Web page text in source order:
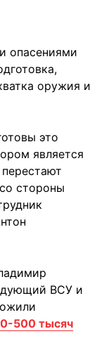
опасениями
оружия и
это
является
стороны
ВСУ и
500 тысяч